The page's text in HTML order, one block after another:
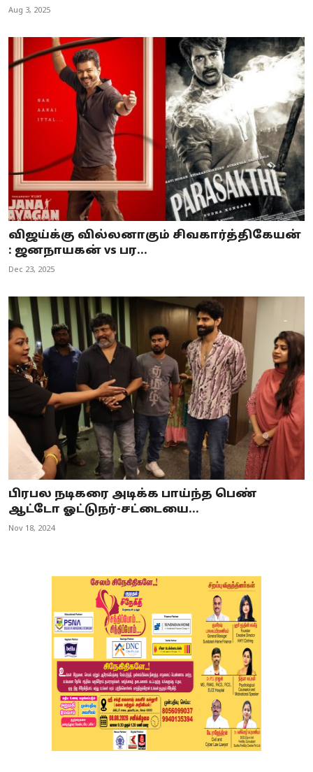
Aug 3, 2025
விஜய்க்கு வில்லனாகும் சிவகார்த்திகேயன்
: ஜனநாயகன் vs பர...
Dec 23, 2025
பிரபல நடிகரை அடிக்க பாய்ந்த பெண்
ஆட்டோ ஓட்டுநர்-சட்டையை...
Nov 18, 2024